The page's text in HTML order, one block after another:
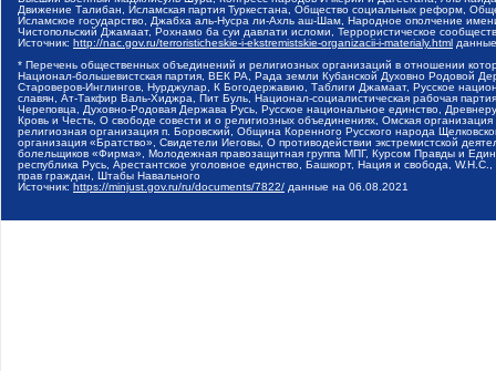
Движение Талибан, Исламская партия Туркестана, Общество социальных реформ,
Исламское государство, Джабха аль-Нусра ли-Ахль аш-Шам, Народное ополчение
Чистопольский Джамаат, Рохнамо ба суи давлати исломи, Террористическое
Источник: http://nac.gov.ru/terroristicheskie-i-ekstremistskie-organizacii-i-materialy.html
* Перечень общественных объединений и религиозных организаций в отношении
Национал-большевистская партия, ВЕК РА, Рада земли Кубанской Духовно Родовой
Староверов-Инглингов, Нурджулар, К Богодержавию, Таблиги Джамаат, Русское
славян, Ат-Такфир Валь-Хиджра, Пит Буль, Национал-социалистическая рабочая
Череповца, Духовно-Родовая Держава Русь, Русское национальное единство,
Кровь и Честь, О свободе совести и о религиозных объединениях, Омская
религиозная организация п. Боровский, Община Коренного Русского народа
организация «Братство», Свидетели Иеговы, О противодействии экстремистской
болельщиков «Фирма», Молодежная правозащитная группа МПГ, Курсом Правды и
республика Русь, Арестантское уголовное единство, Башкорт, Нация и свобода,
прав граждан, Штабы Навального
Источник: https://minjust.gov.ru/ru/documents/7822/ данные на 06.08.2021